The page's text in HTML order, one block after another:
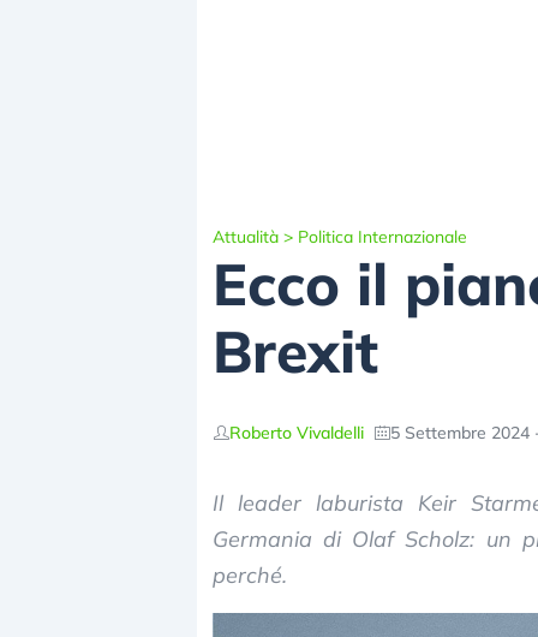
Attualità > Politica Internazionale
Ecco il
Brexit
Roberto Vivaldelli 5 Settembre 2024
Il leader laburista Keir
Germania di Olaf Scholz: un
perché.